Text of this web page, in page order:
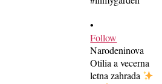
•
Follow
Narodeninova
Otilia a vecerna
letna zahrada